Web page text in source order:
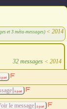
et 3 méta-messages) < 2014
32 messages< 2014
part
à part
le message à part